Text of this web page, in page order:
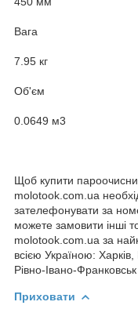
Вага
7.95 кг
Об'єм
0.0649 м3
Щоб купити
molotook.com.ua
зателефонувати за
можете замовити інші
molotook.com.ua за
всією Україною:
Рівно-Івано-Франковськ
Приховати